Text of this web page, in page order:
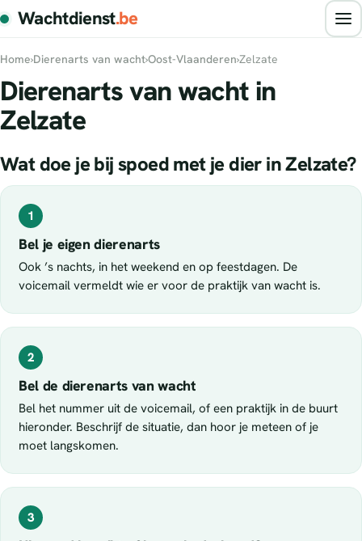
Wachtdienst.be
Home›Dierenarts van wacht›Oost-Vlaanderen›Zelzate
Dierenarts van wacht in
Zelzate
Wat doe je bij spoed met je dier in Zelzate?
1
Bel je eigen dierenarts
Ook ’s nachts, in het weekend en op feestdagen. De
voicemail vermeldt wie er voor de praktijk van wacht is.
2
Bel de dierenarts van wacht
Bel het nummer uit de voicemail, of een praktijk in de buurt
hieronder. Beschrijf de situatie, dan hoor je meteen of je
moet langskomen.
3